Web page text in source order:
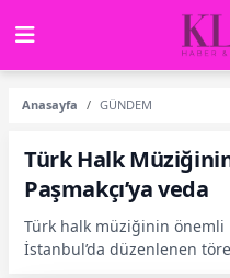
Anasayfa GÜNDEM
Türk Halk Müziğinin
Paşmakçı’ya veda
Türk halk müziğinin önemli
İstanbul’da düzenlenen